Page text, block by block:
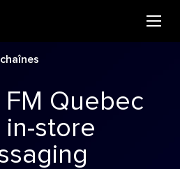
Quebec
in-store